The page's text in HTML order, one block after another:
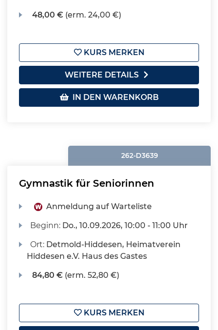
48,00 € (erm. 24,00 €)
KURS MERKEN
WEITERE DETAILS
IN DEN WARENKORB
262-D3639
Gymnastik für Seniorinnen
Anmeldung auf Warteliste
Beginn: Do., 10.09.2026, 10:00 - 11:00 Uhr
Ort: Detmold-Hiddesen, Heimatverein
Hiddesen e.V. Haus des Gastes
84,80 € (erm. 52,80 €)
KURS MERKEN